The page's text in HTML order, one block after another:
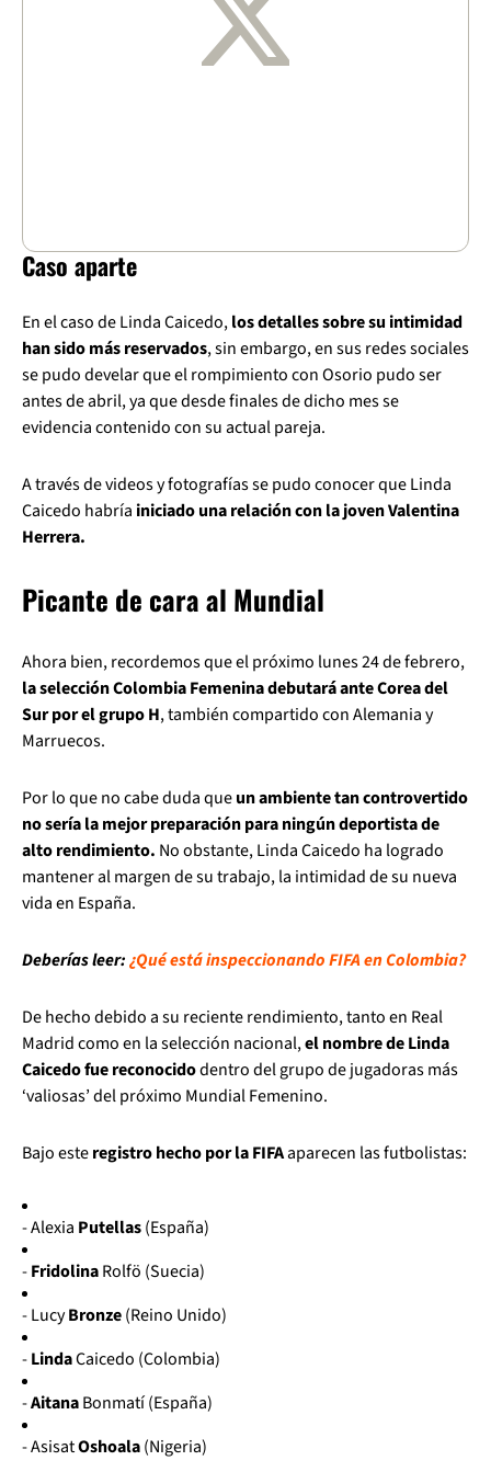
Caso aparte
En el caso de Linda Caicedo,los detalles sobre su intimidad
han sido más reservados, sin embargo, en sus redes sociales
se pudo develar que el rompimiento con Osorio pudo ser
antes de abril, ya que desde finales de dicho mes se
evidencia contenido con su actual pareja.
A través de videos y fotografías se pudo conocer que Linda
Caicedo habría iniciado una relación con la joven Valentina
Herrera.
Picante de cara al Mundial
Ahora bien, recordemos que el próximo lunes 24 de febrero,
la selección Colombia Femenina debutará ante Corea del
Sur por el grupo H, también compartido con Alemania y
Marruecos.
Por lo que no cabe duda queun ambiente tan controvertido
no sería la mejor preparación para ningún deportista de
alto rendimiento. No obstante, Linda Caicedo ha logrado
mantener al margen de su trabajo, la intimidad de su nueva
vida en España.
Deberías leer:¿Qué está inspeccionando FIFA en Colombia?
De hecho debido a su reciente rendimiento, tanto en Real
Madrid como en la selección nacional,el nombre de Linda
Caicedo fue reconocidodentro del grupo de jugadoras más
‘valiosas’ del próximo Mundial Femenino.
Bajo esteregistro hecho por la FIFAaparecen las futbolistas:
- Alexia Putellas(España)
-FridolinaRolfö (Suecia)
- LucyBronze(Reino Unido)
-LindaCaicedo (Colombia)
-AitanaBonmatí (España)
- AsisatOshoala(Nigeria)